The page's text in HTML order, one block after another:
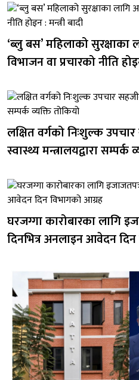
‘ब्लु बस’ महिलाको
विभाजन वा प्रचारको नीति
लक्षित वर्गको निःशुल्क
स्वास्थ्य मन्त्रालयद्वारा सम्पर्क
घरजग्गा कारोबारका लागि
दिनभित्र अनलाइन आवेदन